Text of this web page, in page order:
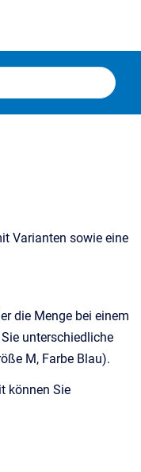
Varianten sowie eine
die Menge bei einem
unterschiedliche
M, Farbe Blau).
können Sie